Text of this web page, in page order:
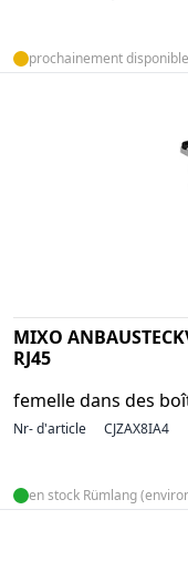
prochainement
MIXO
RJ45
femelle dans des
Nr- d'article CJZAX8IA4
en stock Rümlang